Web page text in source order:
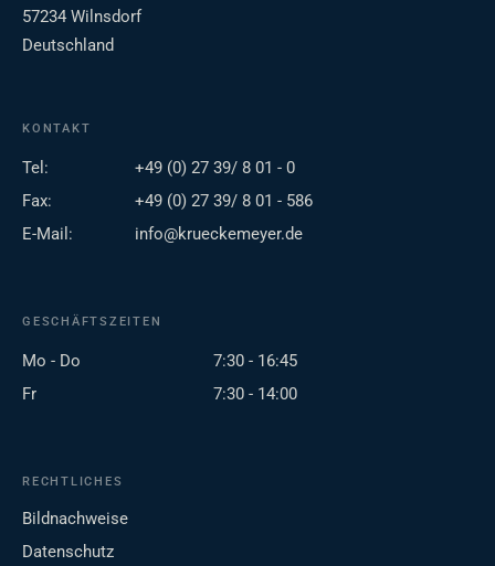
57234 Wilnsdorf
Deutschland
KONTAKT
Tel:
+49 (0) 27 39/ 8 01 - 0
Fax:
+49 (0) 27 39/ 8 01 - 586
E-Mail:
info@krueckemeyer.de
GESCHÄFTSZEITEN
Mo - Do
7:30 - 16:45
Fr
7:30 - 14:00
RECHTLICHES
Bildnachweise
Datenschutz